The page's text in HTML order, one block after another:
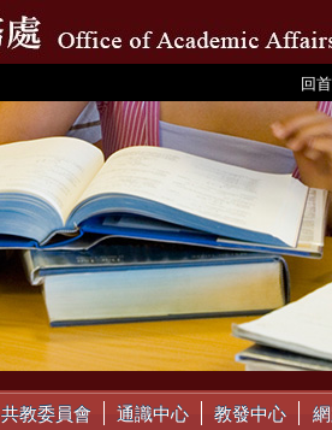
回
共教委員會 通識中心 教發中心